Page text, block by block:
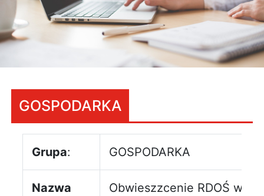
GOSPODARKA
Grupa: GOSPODARKA
Nazwa
Obwieszzcenie RDOŚ w